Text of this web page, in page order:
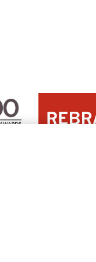
Learn
more
about
2012